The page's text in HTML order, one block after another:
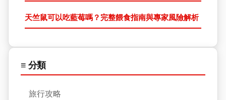
天竺鼠可以吃藍莓嗎？完整餵食指南與專家風險解析
≡ 分類
旅行攻略